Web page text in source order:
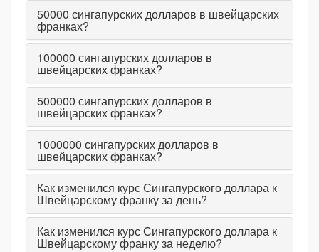
50000 сингапурских долларов в швейцарских
франках?
100000 сингапурских долларов в
швейцарских франках?
500000 сингапурских долларов в
швейцарских франках?
1000000 сингапурских долларов в
швейцарских франках?
Как изменился курс Сингапурского доллара к
Швейцарскому франку за день?
Как изменился курс Сингапурского доллара к
Швейцарскому франку за неделю?